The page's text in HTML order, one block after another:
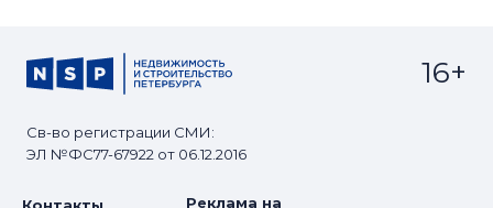
Св-во регистрации СМИ:
ЭЛ №ФС77-67922 от 06.12.2016
16+
Реклама на